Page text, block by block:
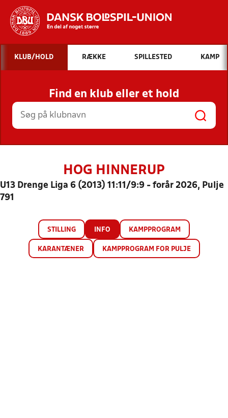
Hvad vil du søge efter?
INDHOLD OG NYHEDER
STILLINGER, RESULTATER, KLUBBER OG
HOLD
KLUB/HOLD RÆKKE SPILLESTED KAMP
Find en klub eller et hold
HOG HINNERUP
U13 Drenge Liga 6 (2013) 11:11/9:9 - forår 2026, Pulje
791
STILLING INFO KAMPPROGRAM
KARANTÆNER KAMPPROGRAM FOR PULJE